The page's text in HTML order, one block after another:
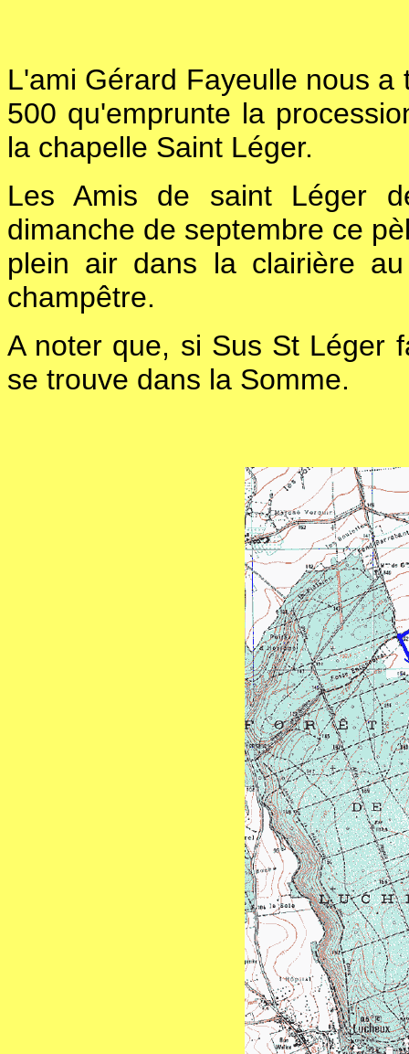
L'ami Gérard Fayeulle nous
500 qu'emprunte la
la chapelle Saint Léger.
Les Amis de saint Léger
dimanche de septembre ce
plein air dans la clairière
champêtre.
A noter que, si Sus St Léger
se trouve dans la Somme.